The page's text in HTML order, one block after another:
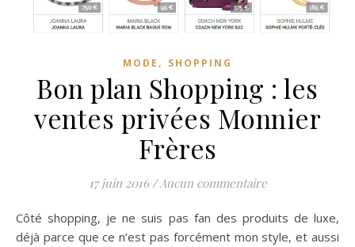
MODE , SHOPPING
Bon plan Shopping : les
ventes privées Monnier
Frères
17 juin 2016 /Aucun commentaire
Côté shopping, je ne suis pas fan des produits de luxe,
déjà parce que ce n’est pas forcément mon style, et aussi